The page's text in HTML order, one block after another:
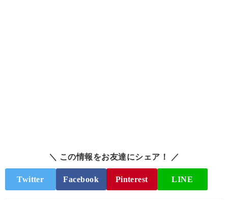
＼ この情報をお友達にシェア！ ／
Twitter Facebook Pinterest LINE